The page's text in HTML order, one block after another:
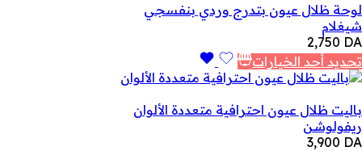
لوحة ظلال عيون بتدرج وردي بنفسجي
شيغلام
2,750 DA
تحديد أحد الخيارات
باليت ظلال عيون احترافية متعددة الألوان
ريفولوشن
3,900 DA